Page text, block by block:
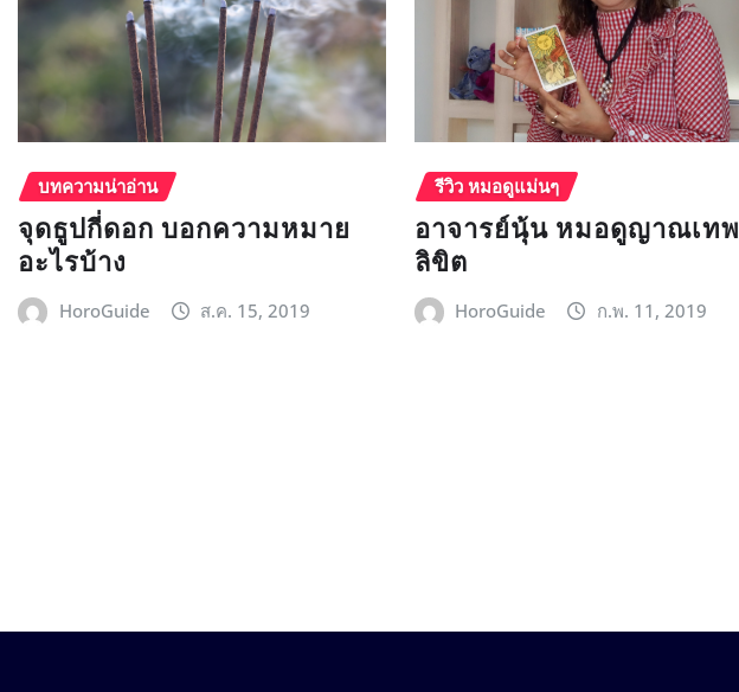
บทความน่าอ่าน
จุดธูปกี่ดอก บอกความหมาย
อะไรบ้าง
HoroGuide ส.ค. 15, 2019
รีวิว หมอดูแม่นๆ
อาจารย์นุ้น หมอดูญาณเทพ
ลิขิต
HoroGuide ก.พ. 11, 2019